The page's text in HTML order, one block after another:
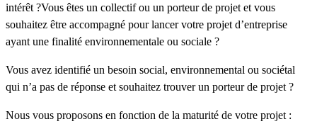
intérêt ?Vous êtes un collectif ou un porteur de projet et vous
souhaitez être accompagné pour lancer votre projet d’entreprise
ayant une finalité environnementale ou sociale ?
Vous avez identifié un besoin social, environnemental ou sociétal
qui n’a pas de réponse et souhaitez trouver un porteur de projet ?
Nous vous proposons en fonction de la maturité de votre projet :